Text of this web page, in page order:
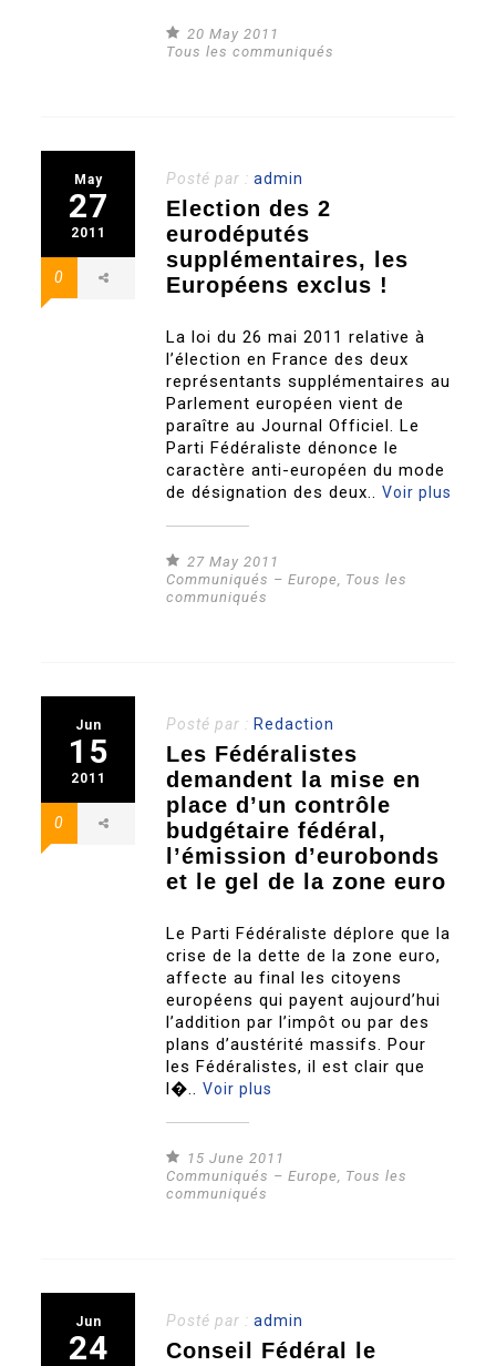
20 May 2011
Tous les communiqués
May
27
2011
0
Posté par :admin
Election des 2
eurodéputés
supplémentaires, les
Européens exclus !
La loi du 26 mai 2011 relative à
l’élection en France des deux
représentants supplémentaires au
Parlement européen vient de
paraître au Journal Officiel. Le
Parti Fédéraliste dénonce le
caractère anti-européen du mode
de désignation des deux..Voir plus
27 May 2011
Communiqués – Europe, Tous les
communiqués
Jun
15
2011
0
Posté par : Redaction
Les Fédéralistes
demandent la mise en
place d’un contrôle
budgétaire fédéral,
l’émission d’eurobonds
et le gel de la zone euro
Le Parti Fédéraliste déplore que la
crise de la dette de la zone euro,
affecte au final les citoyens
européens qui payent aujourd’hui
l’addition par l’impôt ou par des
plans d’austérité massifs. Pour
les Fédéralistes, il est clair que
l�..Voir plus
15 June 2011
Communiqués – Europe, Tous les
communiqués
Jun
24
Posté par :admin
Conseil Fédéral le